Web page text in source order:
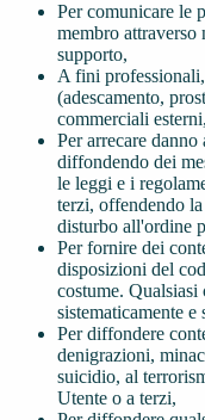
Per comunicare le
membro attraverso
supporto,
A fini
(adescamento,
commerciali esterni,
Per arrecare
diffondendo dei
le leggi e i
terzi, offendendo
disturbo all'ordine
Per fornire dei
disposizioni del
costume.
sistematicamente e
Per diffondere
denigrazioni,
suicidio, al
Utente o a terzi,